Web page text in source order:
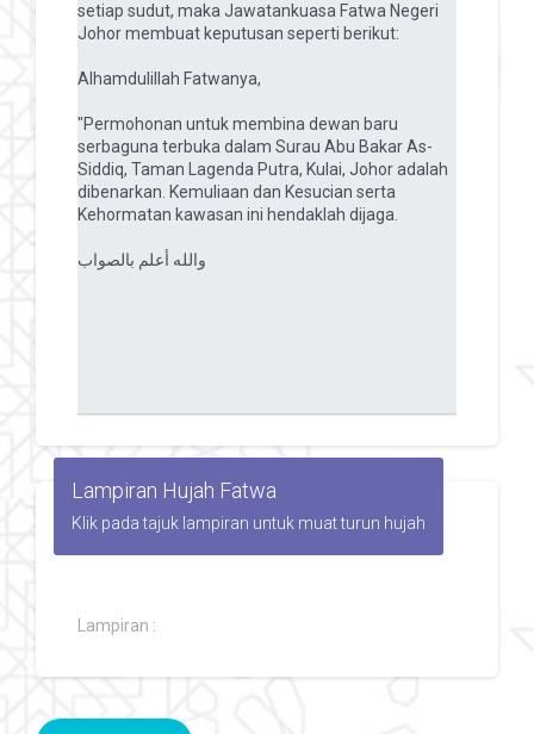
Lampiran Hujah Fatwa
Klik pada tajuk lampiran untuk muat turun hujah
Lampiran :